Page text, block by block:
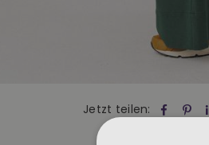
Jetzt teilen: